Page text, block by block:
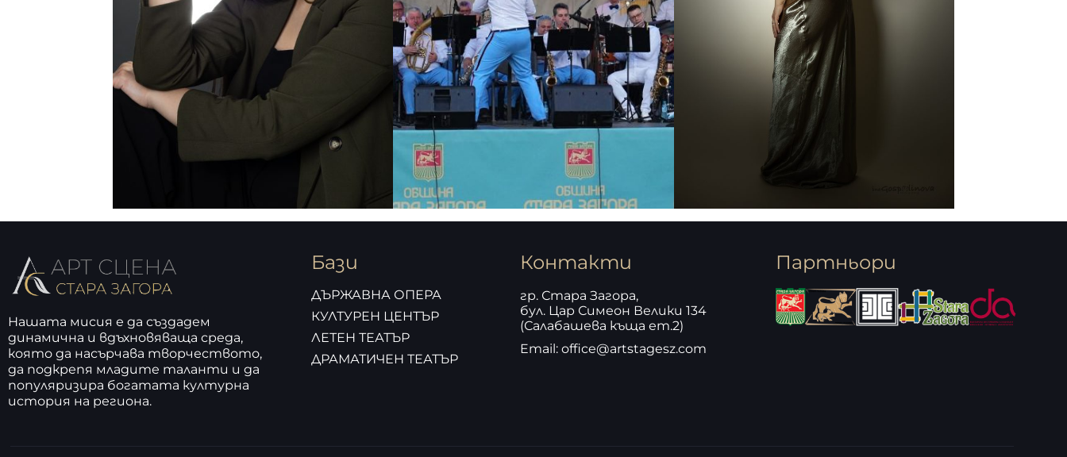
Нашата мисия е да създадем
динамична и вдъхновяваща среда,
която да насърчава творчеството,
да подкрепя младите таланти и да
популяризира богатата културна
история на региона.
Бази
ДЪРЖАВНА ОПЕРА
КУЛТУРЕН ЦЕНТЪР
ЛЕТЕН ТЕАТЪР
ДРАМАТИЧЕН ТЕАТЪР
Контакти
гр. Стара Загора,
бул. Цар Симеон Велики 134
(Салабашева къща ет.2)
Email: office@artstagesz.com
Партньори